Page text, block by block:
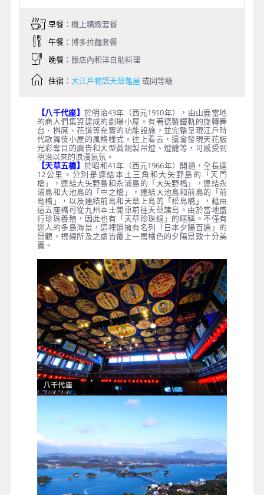
早餐：機上精緻套餐
午餐：博多拉麵套餐
晚餐：飯店內和洋自助料理
住宿： 大江戶物語天草龜屋 或同等級
【八千代座】 於明治43年（西元1910年），由山鹿當地
的商人們集資建成的劇場小屋。有著德製鐵軌的旋轉舞
台、桝席、花道等充實的功能設施，並完整呈現江戶時
代歌舞伎小屋的風格樣式。往上看去，還會發現天花板
光彩奪目的廣告和大型黃銅製吊燈、燈籠等，可感受到
明治以來的浪漫氣氛。
【天草五橋】 於昭和41年（西元1966年）開通，全長達
12公里。分別是連結本土三角和大矢野島的「天門
橋」，連結大矢野島和永浦島的「大矢野橋」，連結永
浦島和大池島的「中之橋」，連結大池島和前島的「前
島橋」，以及連結前島和天草上島的「松島橋」，藉由
這五座橋可從九州本土開車前往天草諸島。由於當地盛
行珍珠養殖，因此也有「天草珍珠線」的暱稱。不僅有
迷人的多島海景，這裡還擁有名列「日本夕陽百選」的
景觀，視線所及之處皆覆上一層橘色的夕陽景致十分美
麗。